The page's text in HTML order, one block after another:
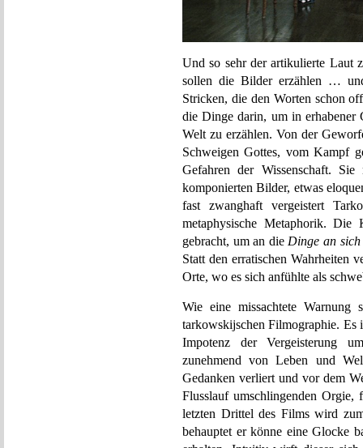
Und so sehr der artikulierte Laut
sollen die Bilder erzählen …
Stricken, die den Worten schon
die Dinge darin, um in erhabener
Welt zu erzählen. Von der
Schweigen Gottes, vom Kampf
Gefahren der Wissenschaft.
komponierten Bilder, etwas
fast zwanghaft vergeistert
metaphysische Metaphorik.
gebracht, um an die Dinge an sich
Statt den erratischen Wahrheiten
Orte, wo es sich anfühlte als
Wie eine missachtete Warnung
tarkowskijschen Filmographie. Es
Impotenz der Vergeisterung
zunehmend von Leben und
Gedanken verliert und vor dem
Flusslauf umschlingenden
letzten Drittel des Films wird
behauptet er könne eine Glocke